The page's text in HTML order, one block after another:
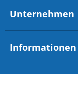
Unternehmen
Informationen